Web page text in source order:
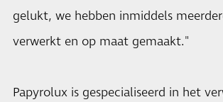
gelukt, we hebben inmiddels
verwerkt en op maat gemaakt."
Papyrolux is gespecialiseerd in het